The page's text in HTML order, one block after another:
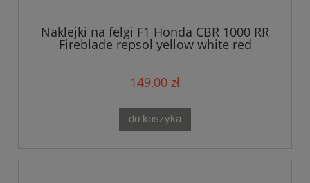
Naklejki na felgi F1 Honda CBR 1000 RR
Fireblade repsol yellow white red
149,00 zł
do koszyka